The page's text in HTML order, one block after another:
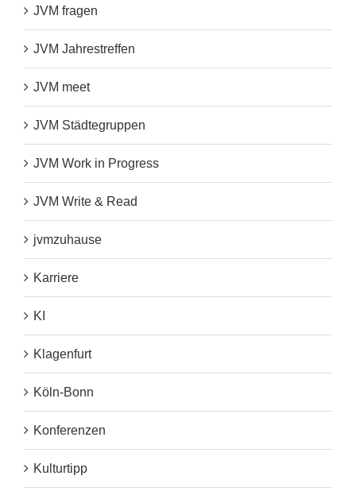
JVM fragen
JVM Jahrestreffen
JVM meet
JVM Städtegruppen
JVM Work in Progress
JVM Write & Read
jvmzuhause
Karriere
KI
Klagenfurt
Köln-Bonn
Konferenzen
Kulturtipp